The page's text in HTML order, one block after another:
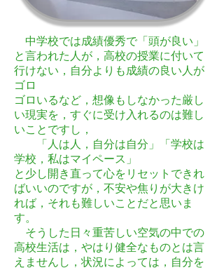
中学校では成績優秀で「頭が良い」
と言われた人が，高校の授業に付いて
行けない，自分よりも成績の良い人が
ゴロ
ゴロいるなど，想像もしなかった厳し
い現実を，すぐに受け入れるのは難し
いことですし，
「人は人，自分は自分」「学校は
学校，私はマイペース」
と少し開き直って心をリセットできれ
ばいいのですが，不安や焦りが大きけ
れば，それも難しいことだと思いま
す。
そうした日々重苦しい空気の中での
高校生活は，やはり健全なものとは言
えませんし，状況によっては，自分を